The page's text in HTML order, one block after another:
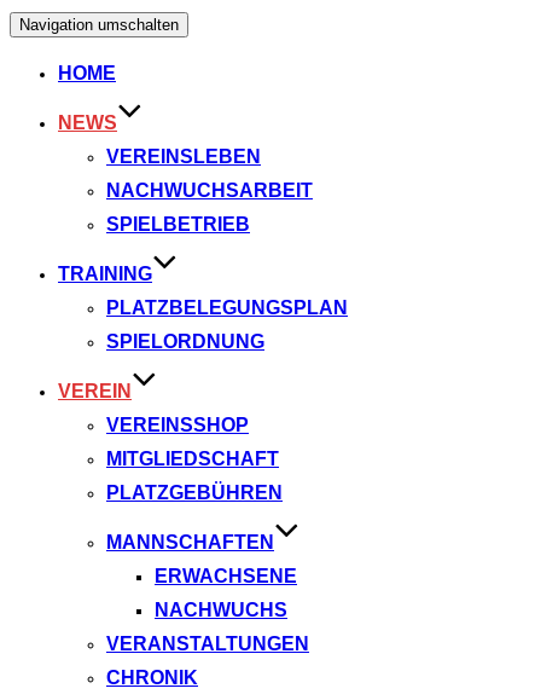
Navigation umschalten
HOME
NEWS
VEREINSLEBEN
NACHWUCHSARBEIT
SPIELBETRIEB
TRAINING
PLATZBELEGUNGSPLAN
SPIELORDNUNG
VEREIN
VEREINSSHOP
MITGLIEDSCHAFT
PLATZGEBÜHREN
MANNSCHAFTEN
ERWACHSENE
NACHWUCHS
VERANSTALTUNGEN
CHRONIK